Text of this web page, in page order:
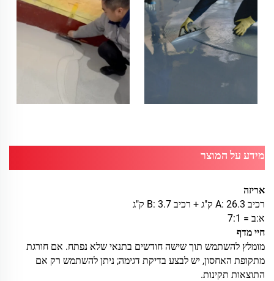
מידע על המוצר
אריזה
רכיב A: 26.3 ק"ג + רכיב B: 3.7 ק"ג
א:ב = 7:1
חיי מדף
מומלץ להשתמש תוך שישה חודשים בתנאי שלא נפתח. אם חורגת
מתקופת האחסון, יש לבצע בדיקת דגימה; ניתן להשתמש רק אם
התוצאות תקינות.